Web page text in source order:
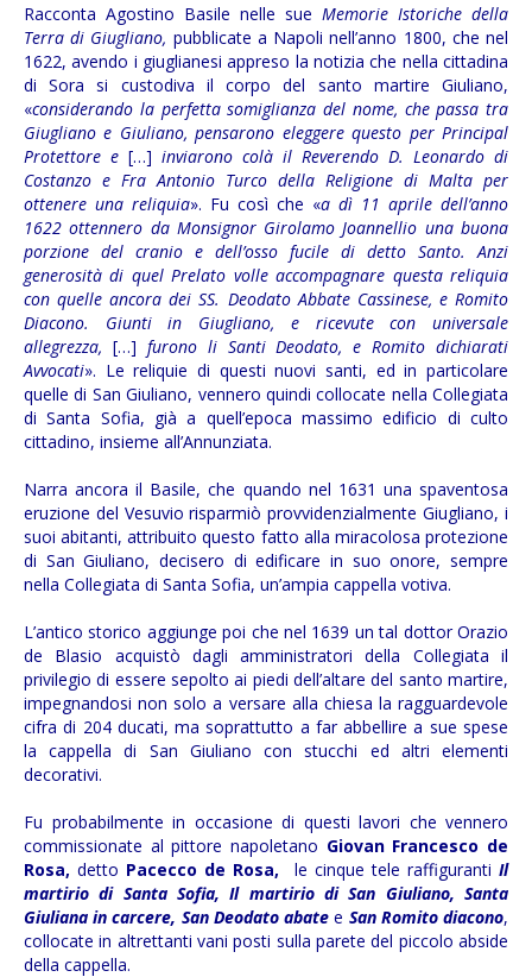
Racconta Agostino Basile nelle sue Memorie Istoriche della
Terra di Giugliano, pubblicate a Napoli nell’anno 1800, che nel
1622, avendo i giuglianesi appreso la notizia che nella cittadina
di Sora si custodiva il corpo del santo martire Giuliano,
«considerando la perfetta somiglianza del nome, che passa tra
Giugliano e Giuliano, pensarono eleggere questo per Principal
Protettore e […] inviarono colà il Reverendo D. Leonardo di
Costanzo e Fra Antonio Turco della Religione di Malta per
ottenere una reliquia». Fu così che «a dì 11 aprile dell’anno
1622 ottennero da Monsignor Girolamo Joannellio una buona
porzione del cranio e dell’osso fucile di detto Santo. Anzi
generosità di quel Prelato volle accompagnare questa reliquia
con quelle ancora dei SS. Deodato Abbate Cassinese, e Romito
Diacono. Giunti in Giugliano, e ricevute con universale
allegrezza, […] furono li Santi Deodato, e Romito dichiarati
Avvocati». Le reliquie di questi nuovi santi, ed in particolare
quelle di San Giuliano, vennero quindi collocate nella Collegiata
di Santa Sofia, già a quell’epoca massimo edificio di culto
cittadino, insieme all’Annunziata.
Narra ancora il Basile, che quando nel 1631 una spaventosa
eruzione del Vesuvio risparmiò provvidenzialmente Giugliano, i
suoi abitanti, attribuito questo fatto alla miracolosa protezione
di San Giuliano, decisero di edificare in suo onore, sempre
nella Collegiata di Santa Sofia, un’ampia cappella votiva.
L’antico storico aggiunge poi che nel 1639 un tal dottor Orazio
de Blasio acquistò dagli amministratori della Collegiata il
privilegio di essere sepolto ai piedi dell’altare del santo martire,
impegnandosi non solo a versare alla chiesa la ragguardevole
cifra di 204 ducati, ma soprattutto a far abbellire a sue spese
la cappella di San Giuliano con stucchi ed altri elementi
decorativi.
Fu probabilmente in occasione di questi lavori che vennero
commissionate al pittore napoletano Giovan Francesco de
Rosa,detto Pacecco de Rosa, le cinque tele raffigurantiIl
martirio di Santa Sofia, Il martirio di San Giuliano, Santa
Giuliana in carcere, San Deodato abatee San Romito diacono,
collocate in altrettanti vani posti sulla parete del piccolo abside
della cappella.